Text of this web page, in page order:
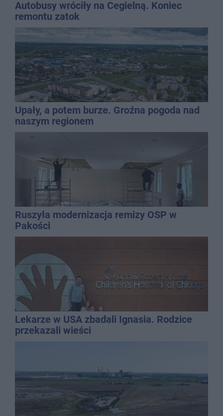
Autobusy wróciły na Cegielną. Koniec
remontu zatok
Upały, a potem burze. Groźna pogoda nad
naszym regionem
Ruszyła modernizacja remizy OSP w
Pakości
Lekarze w USA zbadali Ignasia. Rodzice
przekazali wieści